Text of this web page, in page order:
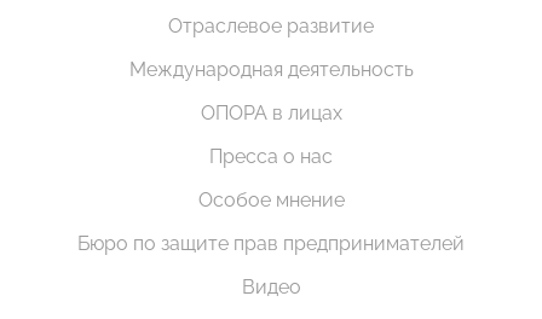
Отраслевое развитие
Международная деятельность
ОПОРА в лицах
Пресса о нас
Особое мнение
Бюро по защите прав предпринимателей
Видео